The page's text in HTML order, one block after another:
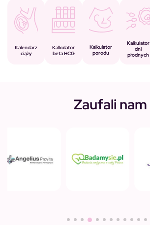
Kalendarz
ciąży
Kalkulator
beta HCG
Kalkulator
porodu
Kalkulator
dni
płodnych
Zaufali nam